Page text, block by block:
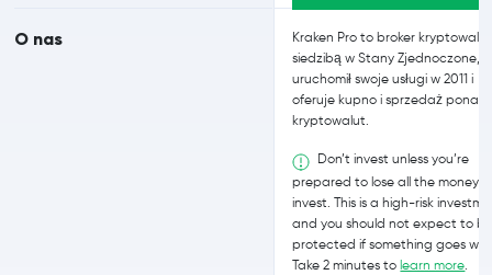
O nas
Kraken Pro to broker
siedzibą w Stany Zjednoczone,
uruchomił swoje usługi w 2011 i
oferuje kupno i sprzedaż ponad
kryptowalut.
Don’t invest unless you’re
prepared to lose all the money
invest. This is a high-risk
and you should not expect to
protected if something goes
Take 2 minutes tolearn more